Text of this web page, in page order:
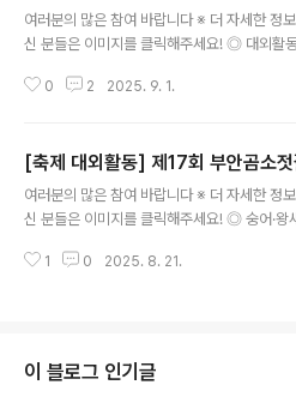
여러분의 많은 참여 바랍니다 ※ 더 자세한 정
신 분들은 이미지를 클릭해주세요! ◎ 대외활
과 예술, 그리고 공공미술에 관심 있으신가요?
라도 관심 있는 분 누구나 환영합니다!SAM 전
기록세트 등 다양한 웰컴키트 제공포항 곳곳에
틸아트 작품 재배치 기획 직접 참여당신의 아이
매니저가 되어보세요! ◎ 참가 자격포항 시민
0 2 2025. 9. 1.
[축제 대외활동] 제17회 부안곰소젓
여러분의 많은 참여 바랍니다 ※ 더 자세한 정
신 분들은 이미지를 클릭해주세요! ◎ 숭어·왕
행 ◎ 곰소염전체험 - 행사기간 중 상시모집 ◎
는 캠핑(카라반/차박) 모집 - 참여기간 : 9월
1일 - 접수방법 : 포스터 내 QR코드 접속 후 구
1 0 2025. 8. 21.
이 블로그 인기글